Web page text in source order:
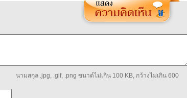
นามสกุล .jpg, .gif, .png ขนาด์ไม่เกิน 100 KB, กว้างไม่เกิน 600